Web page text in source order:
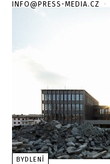
INFO@PRESS-MEDIA.CZ -
BYDLENÍ